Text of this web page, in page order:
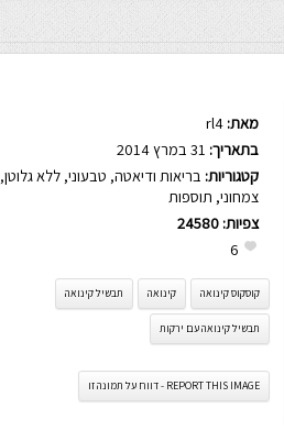
מאת: rl4
בתאריך:
קטגוריות: בריאות ודיאטה, טבעוני, ללא גלוטן,
צמחוני, תוספות
צפיות: 24580
6
קוסקוס קינואה קינואה תבשיל קינואה
תבשיל קינואה עם ירקות
REPORT THIS IMAGE - דווח על תמונה זו